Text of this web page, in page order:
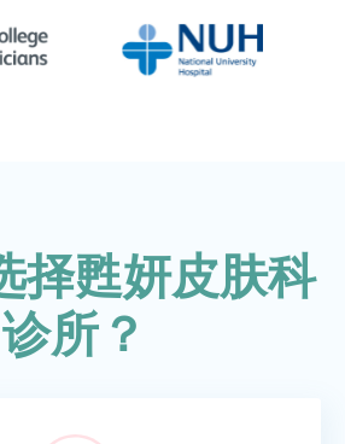
择甦妍皮肤科
诊所？